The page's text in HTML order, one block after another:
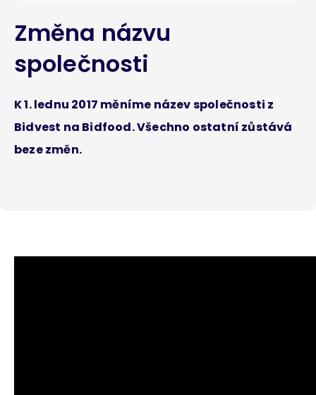
Změna názvu
společnosti
K 1. lednu 2017 měníme název společnosti z
Bidvest na Bidfood. Všechno ostatní zůstává
beze změn.